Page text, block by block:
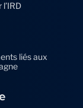
liés aux